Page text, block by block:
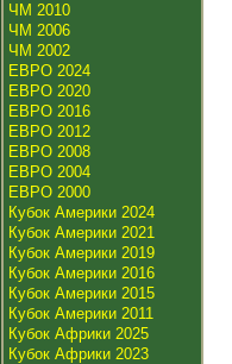
ЧМ 2010
ЧМ 2006
ЧМ 2002
ЕВРО 2024
ЕВРО 2020
ЕВРО 2016
ЕВРО 2012
ЕВРО 2008
ЕВРО 2004
ЕВРО 2000
Кубок Америки 2024
Кубок Америки 2021
Кубок Америки 2019
Кубок Америки 2016
Кубок Америки 2015
Кубок Америки 2011
Кубок Африки 2025
Кубок Африки 2023